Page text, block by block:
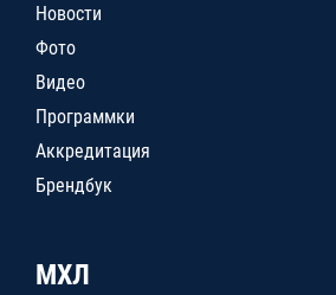
Новости
Фото
Видео
Программки
Аккредитация
Брендбук
МХЛ